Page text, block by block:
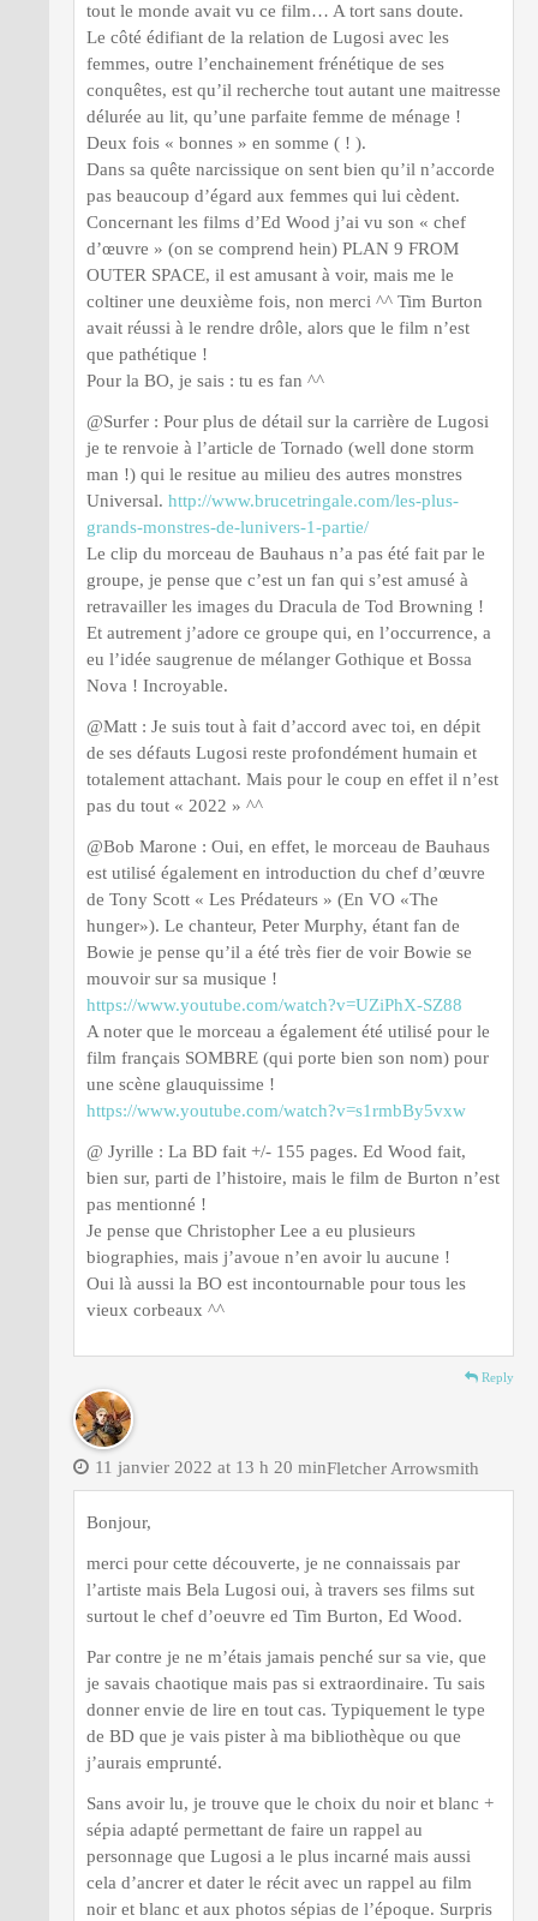
tout le monde avait vu ce film… A tort sans doute.
Le côté édifiant de la relation de Lugosi avec les
femmes, outre l’enchainement frénétique de ses
conquêtes, est qu’il recherche tout autant une maitresse
délurée au lit, qu’une parfaite femme de ménage !
Deux fois « bonnes » en somme ( ! ).
Dans sa quête narcissique on sent bien qu’il n’accorde
pas beaucoup d’égard aux femmes qui lui cèdent.
Concernant les films d’Ed Wood j’ai vu son « chef
d’œuvre » (on se comprend hein) PLAN 9 FROM
OUTER SPACE, il est amusant à voir, mais me le
coltiner une deuxième fois, non merci ^^ Tim Burton
avait réussi à le rendre drôle, alors que le film n’est
que pathétique !
Pour la BO, je sais : tu es fan ^^
@Surfer : Pour plus de détail sur la carrière de Lugosi
je te renvoie à l’article de Tornado (well done storm
man !) qui le resitue au milieu des autres monstres
Universal. http://www.brucetringale.com/les-plus-
grands-monstres-de-lunivers-1-partie/
Le clip du morceau de Bauhaus n’a pas été fait par le
groupe, je pense que c’est un fan qui s’est amusé à
retravailler les images du Dracula de Tod Browning !
Et autrement j’adore ce groupe qui, en l’occurrence, a
eu l’idée saugrenue de mélanger Gothique et Bossa
Nova ! Incroyable.
@Matt : Je suis tout à fait d’accord avec toi, en dépit
de ses défauts Lugosi reste profondément humain et
totalement attachant. Mais pour le coup en effet il n’est
pas du tout « 2022 » ^^
@Bob Marone : Oui, en effet, le morceau de Bauhaus
est utilisé également en introduction du chef d’œuvre
de Tony Scott « Les Prédateurs » (En VO «The
hunger»). Le chanteur, Peter Murphy, étant fan de
Bowie je pense qu’il a été très fier de voir Bowie se
mouvoir sur sa musique !
https://www.youtube.com/watch?v=UZiPhX-SZ88
A noter que le morceau a également été utilisé pour le
film français SOMBRE (qui porte bien son nom) pour
une scène glauquissime !
https://www.youtube.com/watch?v=s1rmbBy5vxw
@ Jyrille : La BD fait +/- 155 pages. Ed Wood fait,
bien sur, parti de l’histoire, mais le film de Burton n’est
pas mentionné !
Je pense que Christopher Lee a eu plusieurs
biographies, mais j’avoue n’en avoir lu aucune !
Oui là aussi la BO est incontournable pour tous les
vieux corbeaux ^^
Reply
Fletcher Arrowsmith
11 janvier 2022 at 13 h 20 min
Bonjour,
merci pour cette découverte, je ne connaissais par
l’artiste mais Bela Lugosi oui, à travers ses films sut
surtout le chef d’oeuvre ed Tim Burton, Ed Wood.
Par contre je ne m’étais jamais penché sur sa vie, que
je savais chaotique mais pas si extraordinaire. Tu sais
donner envie de lire en tout cas. Typiquement le type
de BD que je vais pister à ma bibliothèque ou que
j’aurais emprunté.
Sans avoir lu, je trouve que le choix du noir et blanc +
sépia adapté permettant de faire un rappel au
personnage que Lugosi a le plus incarné mais aussi
cela d’ancrer et dater le récit avec un rappel au film
noir et blanc et aux photos sépias de l’époque. Surpris